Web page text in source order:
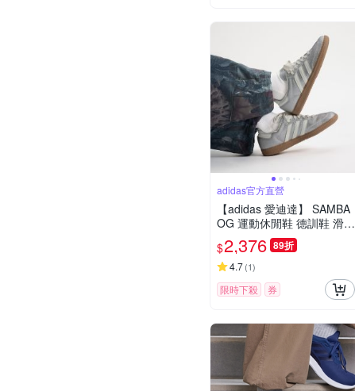
adidas官方直營
【adidas 愛迪達】 SAMBA
OG 運動休閒鞋 德訓鞋 滑板
復古 女鞋 - Originals KI626
4
$2,376 89折
4.7(1)
限時下殺 券